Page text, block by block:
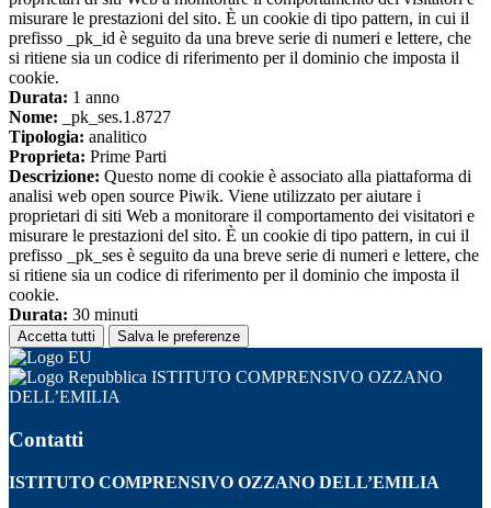
misurare le prestazioni del sito. È un cookie di tipo pattern, in cui il
prefisso _pk_id è seguito da una breve serie di numeri e lettere, che
si ritiene sia un codice di riferimento per il dominio che imposta il
cookie.
Durata: 1 anno
Nome: _pk_ses.1.8727
Tipologia: analitico
Proprieta: Prime Parti
Descrizione: Questo nome di cookie è associato alla piattaforma di
analisi web open source Piwik. Viene utilizzato per aiutare i
proprietari di siti Web a monitorare il comportamento dei visitatori e
misurare le prestazioni del sito. È un cookie di tipo pattern, in cui il
prefisso _pk_ses è seguito da una breve serie di numeri e lettere, che
si ritiene sia un codice di riferimento per il dominio che imposta il
cookie.
Durata: 30 minuti
Accetta tutti Salva le preferenze
ISTITUTO COMPRENSIVO OZZANO
DELL’EMILIA
Contatti
ISTITUTO COMPRENSIVO OZZANO DELL’EMILIA